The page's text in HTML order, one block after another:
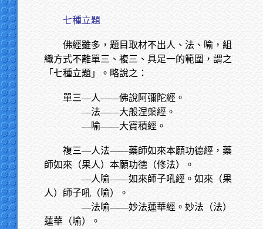
七種立題
佛經雖多，題目取材不出人、法、喻，組
織方式不離單三、複三、具足一的範圍，謂之
「七種立題」。略說之：
單三—人——佛說阿彌陀經。
—法——大般涅槃經。
—喻——大寶積經。
複三—人法——藥師如來本願功德經，藥
師如來（果人）本願功德（修法）。
—人喻——如來師子吼經。如來（果
人）師子吼（喻）。
—法喻——妙法蓮華經。妙法（法）
蓮華（喻）。